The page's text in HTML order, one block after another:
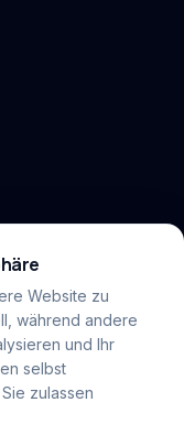
Website zu
während andere
und Ihr
selbst
zulassen